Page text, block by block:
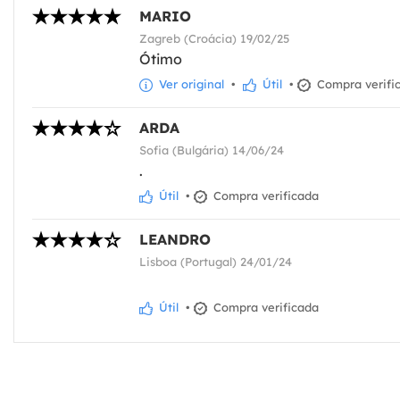
MARIO
Zagreb (Croácia) 19/02/25
Ótimo
Ver original • Útil • Compra
ARDA
Sofia (Bulgária) 14/06/24
.
Útil • Compra verificada
LEANDRO
Lisboa (Portugal) 24/01/24
Útil • Compra verificada